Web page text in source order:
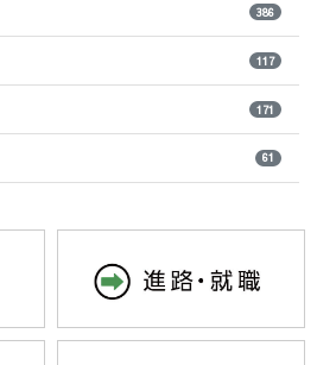
386
117
171
61